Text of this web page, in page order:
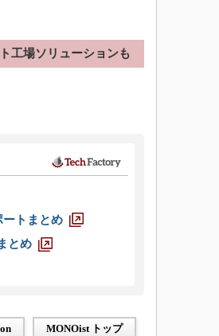
工場ソリューションも
ートまとめ
とめ
MONOist トップ